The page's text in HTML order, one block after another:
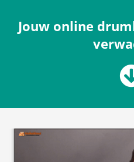
Jouw online